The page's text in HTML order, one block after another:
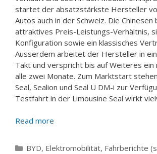
startet der absatzstärkste Hersteller
Autos auch in der Schweiz. Die
attraktives Preis-Leistungs-Verhältnis,
Konfiguration sowie ein klassisches
Ausserdem arbeitet der Hersteller in
Takt und verspricht bis auf Weiteres ein
alle zwei Monate. Zum Marktstart
Seal, Sealion und Seal U DM-i zur
Testfahrt in der Limousine Seal wirkt
Read more
Categories
BYD, Elektromobilität, Fahrberichte